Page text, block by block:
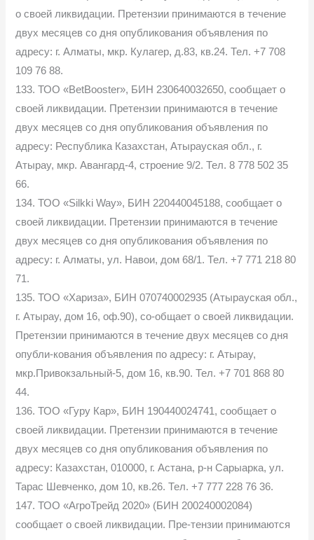
о своей ликвидации. Претензии принимаются в течение
двух месяцев со дня опубликования объявления по
адресу: г. Алматы, мкр. Кулагер, д.83, кв.24. Тел. +7 708
109 76 88.
133. ТОО «BetBooster», БИН 230640032650, сообщает о
своей ликвидации. Претензии принимаются в течение
двух месяцев со дня опубликования объявления по
адресу: Республика Казахстан, Атырауская обл., г.
Атырау, мкр. Авангард-4, строение 9/2. Тел. 8 778 502 35
66.
134. ТОО «Silkki Way», БИН 220440045188, сообщает о
своей ликвидации. Претензии принимаются в течение
двух месяцев со дня опубликования объявления по
адресу: г. Алматы, ул. Навои, дом 68/1. Тел. +7 771 218 80
71.
135. ТОО «Хариза», БИН 070740002935 (Атырауская обл.,
г. Атырау, дом 16, оф.90), со-общает о своей ликвидации.
Претензии принимаются в течение двух месяцев со дня
опубли-кования объявления по адресу: г. Атырау,
мкр.Привокзальный-5, дом 16, кв.90. Тел. +7 701 868 80
44.
136. ТОО «Гуру Кар», БИН 190440024741, сообщает о
своей ликвидации. Претензии принимаются в течение
двух месяцев со дня опубликования объявления по
адресу: Казахстан, 010000, г. Астана, р-н Сарыарка, ул.
Тарас Шевченко, дом 10, кв.26. Тел. +7 777 228 76 36.
147. ТОО «АгроТрейд 2020» (БИН 200240002084)
сообщает о своей ликвидации. Пре-тензии принимаются